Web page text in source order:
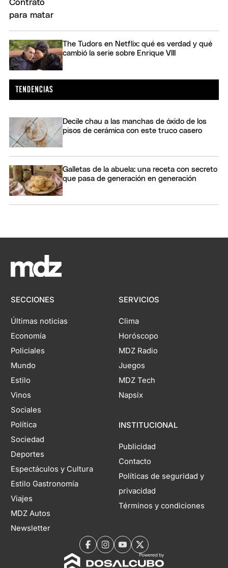
The Tudors en Netflix: qué es verdad y qué
cambió la serie sobre Enrique VIII
Decile chau a las manchas de óxido de los
pisos de cerámica con este truco casero
Galletas de la abuela: una receta con secreto
que pasa de generación en generación
SECCIONES
Últimas noticias
Economía
Policiales
Mundo
Estilo
Vinos
Sociales
Política
Sociedad
Deportes
Espectáculos y Cultura
Estilo Gastronomía
Viajes
MDZ Autos
Newsletter
SERVICIOS
Clima
Horóscopo
MDZ Radio
Juegos
MDZ Tech
Napsix
INSTITUCIONAL
Publicidad
Contacto
Políticas de seguridad y
privacidad
Términos y condiciones